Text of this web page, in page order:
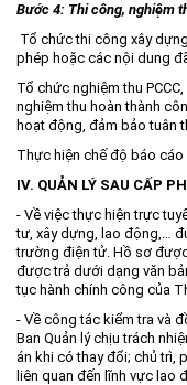
Bước 4: Thi công, nghiệm
Tổ chức thi công xây
phép hoặc các nội dung
Tổ chức nghiệm thu
nghiệm thu hoàn thành
hoạt động, đảm bảo tuân
Thực hiện chế độ báo
IV. QUẢN LÝ SAU CẤP
- Về việc thực hiện trực
tư, xây dựng, lao động,…
trường điện tử. Hồ sơ
được trả dưới dạng văn
tục hành chính công của
- Về công tác kiểm tra và
Ban Quản lý chịu trách
án khi có thay đổi; chủ trì,
liên quan đến lĩnh vực lao